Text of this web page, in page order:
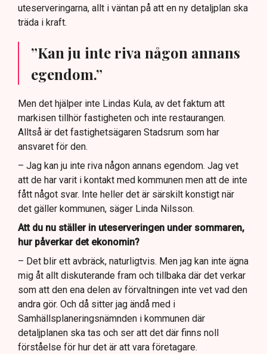
uteserveringarna, allt i väntan på att en ny detaljplan ska
träda i kraft.
”Kan ju inte riva någon annans
egendom.”
Men det hjälper inte Lindas Kula, av det faktum att
markisen tillhör fastigheten och inte restaurangen.
Alltså är det fastighetsägaren Stadsrum som har
ansvaret för den.
– Jag kan ju inte riva någon annans egendom. Jag vet
att de har varit i kontakt med kommunen men att de inte
fått något svar. Inte heller det är särskilt konstigt när
det gäller kommunen, säger Linda Nilsson.
Att du nu ställer in uteserveringen under sommaren,
hur påverkar det ekonomin?
– Det blir ett avbräck, naturligtvis. Men jag kan inte ägna
mig åt allt diskuterande fram och tillbaka där det verkar
som att den ena delen av förvaltningen inte vet vad den
andra gör. Och då sitter jag ändå med i
Samhällsplaneringsnämnden i kommunen där
detaljplanen ska tas och ser att det där finns noll
förståelse för hur det är att vara företagare.